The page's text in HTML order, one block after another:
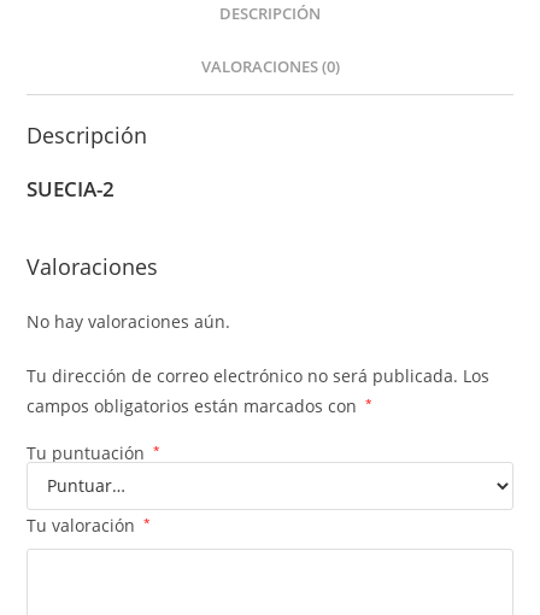
DESCRIPCIÓN
VALORACIONES (0)
Descripción
SUECIA-2
Valoraciones
No hay valoraciones aún.
Tu dirección de correo electrónico no será publicada. Los
campos obligatorios están marcados con
*
Tu puntuación *
Tu valoración *